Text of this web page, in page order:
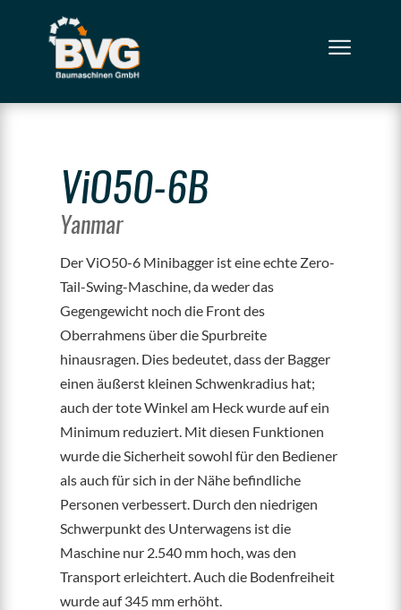
ViO50-6B
Yanmar
Der ViO50-6 Minibagger ist eine echte Zero-
Tail-Swing-Maschine, da weder das
Gegengewicht noch die Front des
Oberrahmens über die Spurbreite
hinausragen. Dies bedeutet, dass der Bagger
einen äußerst kleinen Schwenkradius hat;
auch der tote Winkel am Heck wurde auf ein
Minimum reduziert. Mit diesen Funktionen
wurde die Sicherheit sowohl für den Bediener
als auch für sich in der Nähe befindliche
Personen verbessert. Durch den niedrigen
Schwerpunkt des Unterwagens ist die
Maschine nur 2.540 mm hoch, was den
Transport erleichtert. Auch die Bodenfreiheit
wurde auf 345 mm erhöht.